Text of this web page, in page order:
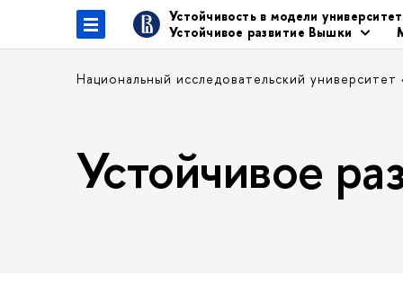
Устойчивость в модели
Устойчивое развитие Вышки
Национальный исследовательский
Устойчивое